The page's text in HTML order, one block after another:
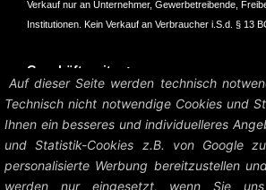
Verkauf nur an Unternehmer, Gewerbetreibende,
Institutionen. Kein Verkauf an Verbraucher i.S.d. § 13
Geschäftszeiten:
Mo – Do: 07:45 – 16:45 Uhr
Fr: 07:45 – 15:15 Uhr
Amtsgericht Hagen HRB 6004
UstID: DE126458535
Auf dieser Seite werden technisch
Technisch nicht notwendige Cookies und
Ihnen ein besseres und individuelleres
und Statistik-Cookies z.B. von Google
personalisierte Werbung bereitzustellen
werden nur eingesetzt, wenn Sie